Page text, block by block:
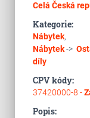
Celá Česká
Kategorie:
Nábytek,
Nábytek->
díly
CPV kódy:
37420000-8 -
Popis: